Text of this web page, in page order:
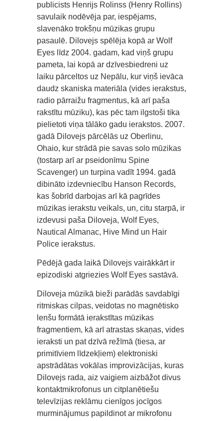
publicists Henrijs Rolinss (Henry Rollins)
savulaik nodēvēja par, iespējams,
slavenāko trokšņu mūzikas grupu
pasaulē. Dilovejs spēlēja kopā ar Wolf
Eyes līdz 2004. gadam, kad viņš grupu
pameta, lai kopā ar dzīvesbiedreni uz
laiku pārceltos uz Nepālu, kur viņš ievāca
daudz skaniska materiāla (vides ierakstus,
radio pārraižu fragmentus, kā arī paša
rakstītu mūziku), kas pēc tam ilgstoši tika
pielietoti viņa tālāko gadu ierakstos. 2007.
gadā Dilovejs pārcēlās uz Oberlinu,
Ohaio, kur strādā pie savas solo mūzikas
(tostarp arī ar pseidonīmu Spine
Scavenger) un turpina vadīt 1994. gadā
dibināto izdevniecību Hanson Records,
kas šobrīd darbojas arī kā pagrīdes
mūzikas ierakstu veikals, un, citu starpā, ir
izdevusi paša Diloveja, Wolf Eyes,
Nautical Almanac, Hive Mind un Hair
Police ierakstus.
Pēdējā gada laikā Dilovejs vairākkārt ir
epizodiski atgriezies Wolf Eyes sastāvā.
Diloveja mūzikā bieži parādās savdabīgi
ritmiskas cilpas, veidotas no magnētisko
lenšu formātā ierakstītas mūzikas
fragmentiem, kā arī atrastas skaņas, vides
ieraksti un pat dzīvā režīmā (tiesa, ar
primitīviem līdzekļiem) elektroniski
apstrādātas vokālas improvizācijas, kuras
Dilovejs rada, aiz vaigiem aizbāžot divus
kontaktmikrofonus un citplanētiešu
televīzijas reklāmu cienīgos jocīgos
murminājumus papildinot ar mikrofonu